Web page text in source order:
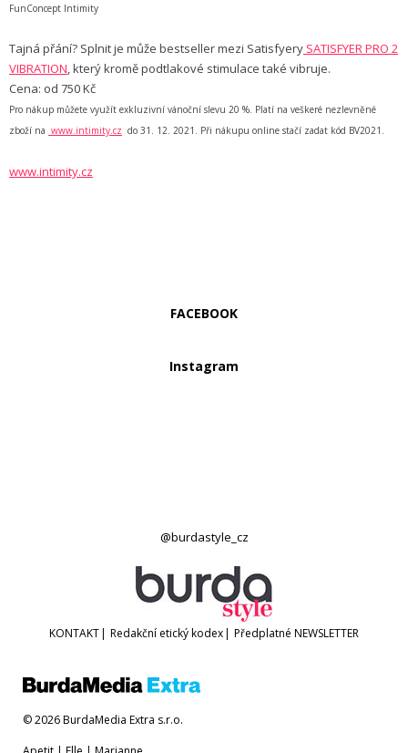
FunConcept Intimity
Tajná přání? Splnit je může bestseller mezi Satisfyery SATISFYER PRO 2
VIBRATION, který kromě podtlakové stimulace také vibruje.
Cena: od 750 Kč
Pro nákup můžete využít exkluzivní vánoční slevu 20 %. Platí na veškeré nezlevněné
zboží na www.intimity.cz do 31. 12. 2021. Při nákupu online stačí zadat kód BV2021.
www.intimity.cz
FACEBOOK
Instagram
@burdastyle_cz
KONTAKT| Redakční etický kodex| Předplatné NEWSLETTER
© 2026 BurdaMedia Extra s.r.o.